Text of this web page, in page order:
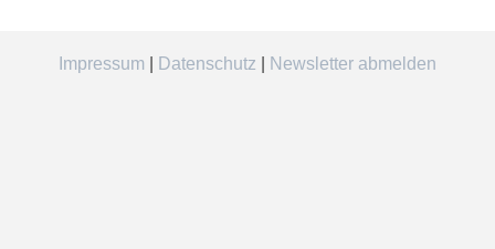
Impressum Datenschutz Newsletter abmelden